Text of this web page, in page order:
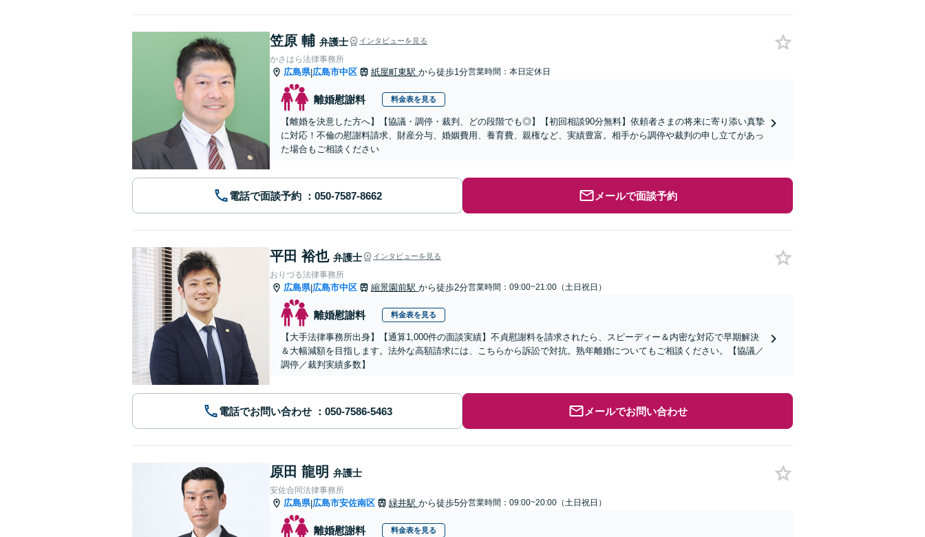
笠原 輔 弁護士 インタビューを見る
かさはら法律事務所
広島県|広島市中区 紙屋町東駅 から徒歩1分営業時間：本日定休日
離婚慰謝料 料金表を見る
【離婚を決意した方へ】【協議・調停・裁判、どの段階でも◎】【初回相談90分無料】依頼者さまの将来に寄り添い真摯
に対応！不倫の慰謝料請求、財産分与、婚姻費用、養育費、親権など、実績豊富。相手から調停や裁判の申し立てがあっ
た場合もご相談ください
電話で面談予約 メールで面談予約
平田 裕也 弁護士 インタビューを見る
おりづる法律事務所
広島県|広島市中区 縮景園前駅 から徒歩2分営業時間：09:00~21:00（土日祝日）
離婚慰謝料 料金表を見る
【大手法律事務所出身】【通算1,000件の面談実績】不貞慰謝料を請求されたら、スピーディー＆内密な対応で早期解決
＆大幅減額を目指します。法外な高額請求には、こちらから訴訟で対抗。熟年離婚についてもご相談ください。【協議／
調停／裁判実績多数】
電話でお問い合わせ メールでお問い合わせ
原田 龍明 弁護士
安佐合同法律事務所
広島県|広島市安佐南区 緑井駅 から徒歩5分営業時間：09:00~20:00（土日祝日）
離婚慰謝料 料金表を見る